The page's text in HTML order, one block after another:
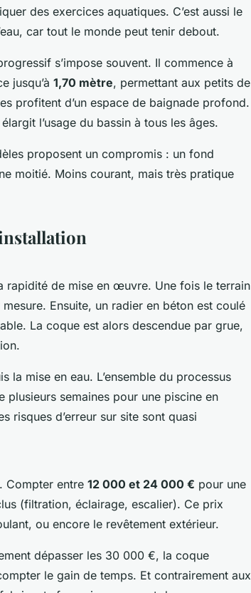
des exercices aquatiques. C’est aussi le
car tout le monde peut tenir debout.
s’impose souvent. Il commence à
jusqu’à 1,70 mètre, permettant aux petits de
profitent d’un espace de baignade profond.
l’usage du bassin à tous les âges.
proposent un compromis : un fond
moitié. Moins courant, mais très pratique
rapidité de mise en œuvre. Une fois le terrain
Ensuite, un radier en béton est coulé
La coque est alors descendue par grue,
la mise en eau. L’ensemble du processus
plusieurs semaines pour une piscine en
risques d’erreur sur site sont quasi
Compter entre 12 000 et 24 000 € pour une
(filtration, éclairage, escalier). Ce prix
ou encore le revêtement extérieur.
dépasser les 30 000 €, la coque
le gain de temps. Et contrairement aux